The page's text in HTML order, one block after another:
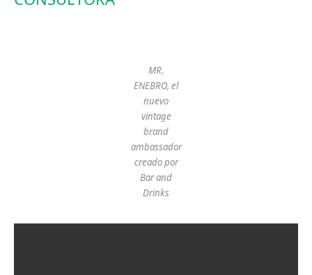
MR.
ENEBRO, el
nuevo
vintage
brand
ambassador
creado por
Bar and
Drinks